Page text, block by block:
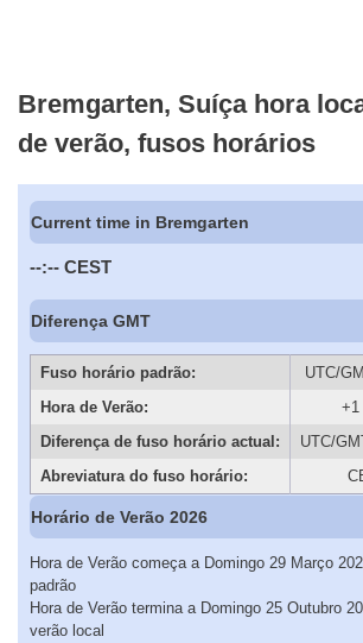
Bremgarten, Suíça hora
de verão, fusos horários
Current time in Bremgarten
--:-- CEST
Diferença GMT
Fuso horário padrão:
UTC/
Hora de Verão:
+1
Diferença de fuso horário actual:
UTC/
Abreviatura do fuso horário:
Horário de Verão 2026
Hora de Verão começa a Domingo 29 Março
padrão
Hora de Verão termina a Domingo 25 Outubro
verão local